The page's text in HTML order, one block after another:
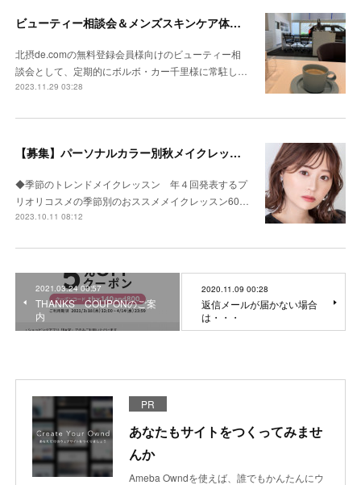
ビューティー相談会＆メンズスキンケア体験会atボルボ・カー千里
北摂de.comの無料登録会員様向けのビューティー相
談会として、定期的にボルボ・カー千里様に常駐し…
2023.11.29 03:28
【募集】パーソナルカラー別秋メイクレッスン リピーター向け
◆季節のトレンドメイクレッスン 年４回発表するプ
リオリコスメの季節別のおススメメイクレッスン60…
2023.10.11 08:12
2021.03.24 00:57
THANKS COUPONのご案
内
2020.11.09 00:28
返信メールが届かない場合
は・・・
PR
あなたもサイトをつくってみませ
んか
Ameba Owndを使えば、誰でもかんたんにウ